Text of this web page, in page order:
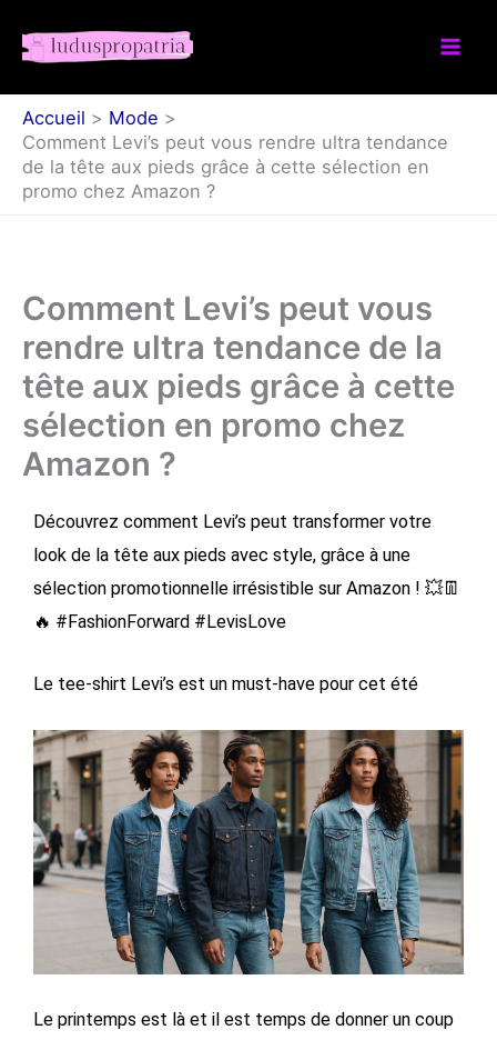
Accueil
Mode
Comment Levi’s peut vous rendre ultra tendance
de la tête aux pieds grâce à cette sélection en
promo chez Amazon ?
Comment Levi’s peut vous
rendre ultra tendance de la
tête aux pieds grâce à cette
sélection en promo chez
Amazon ?
Découvrez comment Levi’s peut transformer votre
look de la tête aux pieds avec style, grâce à une
sélection promotionnelle irrésistible sur Amazon ! 💥👖
🔥 #FashionForward #LevisLove
Le tee-shirt Levi’s est un must-have pour cet été
Le printemps est là et il est temps de donner un coup